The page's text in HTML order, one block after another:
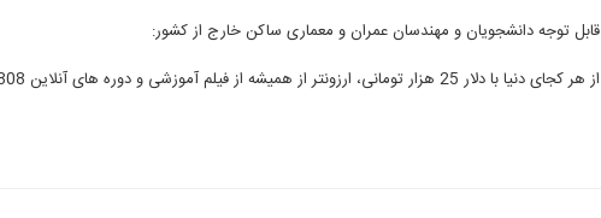
قابل توجه دانشجویان و مهندسان عمران و معماری ساکن خارج از کشور:
از هر کجای دنیا با دلار 25 هزار تومانی، ارزونتر از همیشه از فیلم آموزشی و دوره های آنلاین 808 استفاده بفرمایید